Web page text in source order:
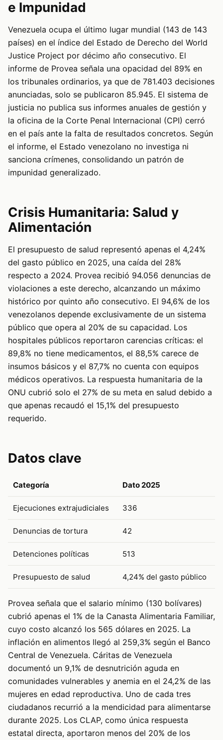
e Impunidad
Venezuela ocupa el último lugar mundial (143 de 143
países) en el índice del Estado de Derecho del World
Justice Project por décimo año consecutivo. El
informe de Provea señala una opacidad del 89% en
los tribunales ordinarios, ya que de 781.403 decisiones
anunciadas, solo se publicaron 85.945. El sistema de
justicia no publica sus informes anuales de gestión y
la oficina de la Corte Penal Internacional (CPI) cerró
en el país ante la falta de resultados concretos. Según
el informe, el Estado venezolano no investiga ni
sanciona crímenes, consolidando un patrón de
impunidad generalizado.
Crisis Humanitaria: Salud y
Alimentación
El presupuesto de salud representó apenas el 4,24%
del gasto público en 2025, una caída del 28%
respecto a 2024. Provea recibió 94.056 denuncias de
violaciones a este derecho, alcanzando un máximo
histórico por quinto año consecutivo. El 94,6% de los
venezolanos depende exclusivamente de un sistema
público que opera al 20% de su capacidad. Los
hospitales públicos reportaron carencias críticas: el
89,8% no tiene medicamentos, el 88,5% carece de
insumos básicos y el 87,7% no cuenta con equipos
médicos operativos. La respuesta humanitaria de la
ONU cubrió solo el 27% de su meta en salud debido a
que apenas recaudó el 15,1% del presupuesto
requerido.
Datos clave
Categoría Dato 2025
Ejecuciones extrajudiciales 336
Denuncias de tortura 42
Detenciones políticas 513
Presupuesto de salud 4,24% del gasto público
Provea señala que el salario mínimo (130 bolívares)
cubrió apenas el 1% de la Canasta Alimentaria Familiar,
cuyo costo alcanzó los 565 dólares en 2025. La
inflación en alimentos llegó al 259,3% según el Banco
Central de Venezuela. Cáritas de Venezuela
documentó un 9,1% de desnutrición aguda en
comunidades vulnerables y anemia en el 24,2% de las
mujeres en edad reproductiva. Uno de cada tres
ciudadanos recurrió a la mendicidad para alimentarse
durante 2025. Los CLAP, como única respuesta
estatal directa, aportaron menos del 20% de los